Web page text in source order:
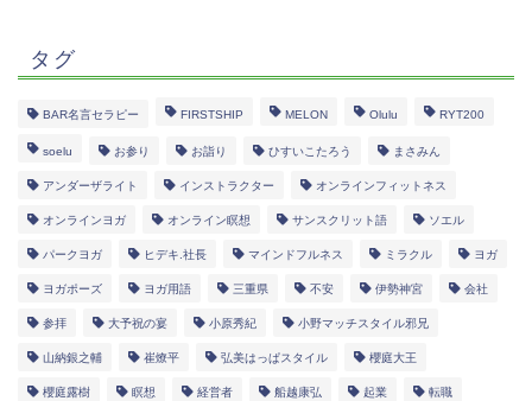
タグ
BAR名言セラピー FIRSTSHIP MELON Olulu RYT200
soelu お参り お詣り ひすいこたろう まさみん
アンダーザライト インストラクター オンラインフィットネス
オンラインヨガ オンライン瞑想 サンスクリット語 ソエル
パークヨガ ヒデキ.社長 マインドフルネス ミラクル ヨガ
ヨガポーズ ヨガ用語 三重県 不安 伊勢神宮 会社
参拝 大予祝の宴 小原秀紀 小野マッチスタイル邪兄
山納銀之輔 崔燎平 弘美はっぱスタイル 櫻庭大王
櫻庭露樹 瞑想 経営者 船越康弘 起業 転職